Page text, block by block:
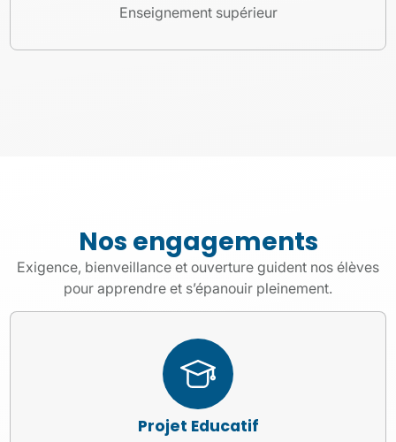
Enseignement supérieur
Nos engagements
Exigence, bienveillance et ouverture guident nos élèves
pour apprendre et s’épanouir pleinement.
Projet Educatif